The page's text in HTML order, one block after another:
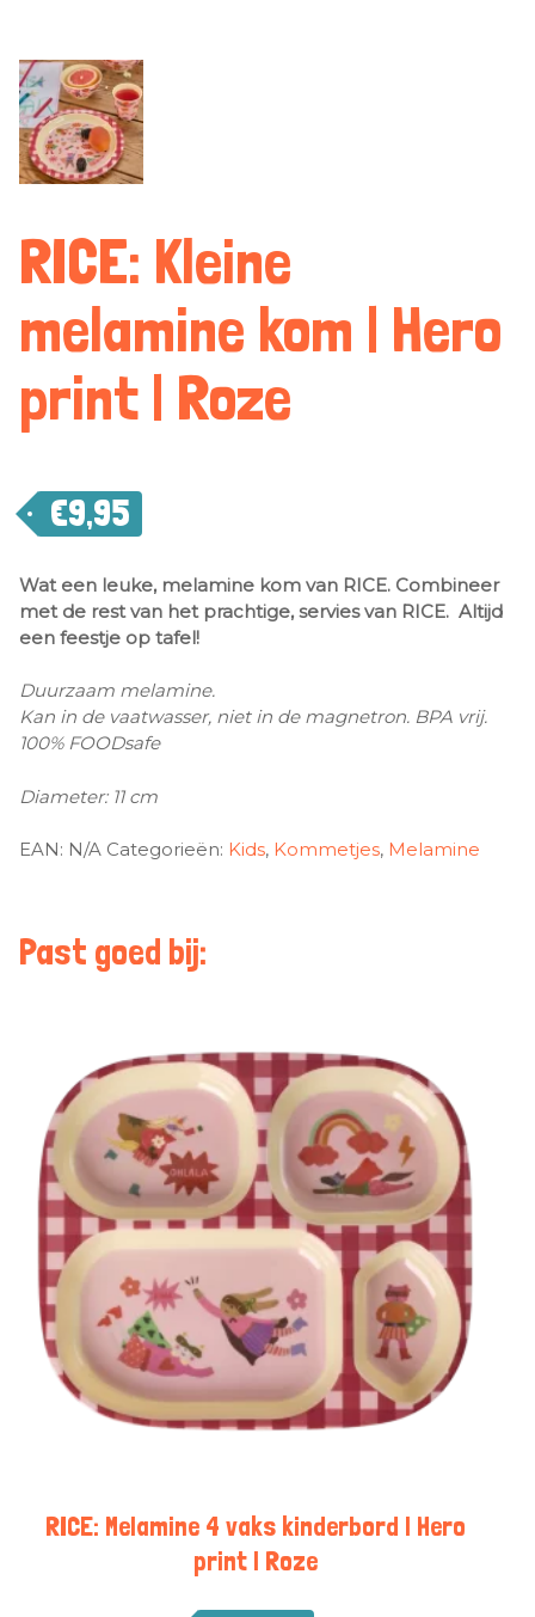
RICE: Kleine
melamine kom | Hero
print | Roze
€9,95
Wat een leuke, melamine kom van RICE. Combineer
met de rest van het prachtige, servies van RICE. Altijd
een feestje op tafel!
Duurzaam melamine.
Kan in de vaatwasser, niet in de magnetron. BPA vrij.
100% FOODsafe
Diameter: 11 cm
EAN: N/A Categorieën: Kids, Kommetjes, Melamine
Past goed bij:
RICE: Melamine 4 vaks kinderbord | Hero
print | Roze